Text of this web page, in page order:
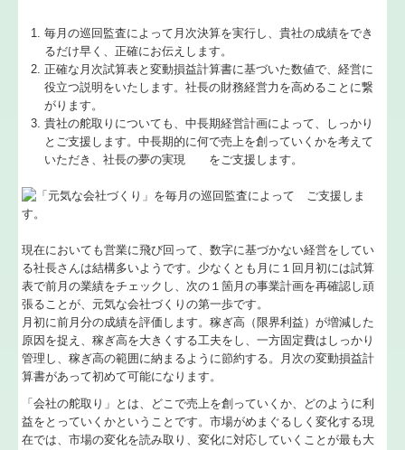
よくある質問
認定支援機関
活動実績
アクセス
関連リンク
リンク集
経営者お役立ち情報
TKCシステムQ&A
毎月の巡回監査によって月次決算を実行し、貴社の成績をでき
るだけ早く、正確にお伝えします。
正確な月次試算表と変動損益計算書に基づいた数値で、経営に
役立つ説明をいたします。社長の財務経営力を高めることに繋
がります。
貴社の舵取りについても、中長期経営計画によって、しっかり
とご支援します。中長期的に何で売上を創っていくかを考えて
いただき、社長の夢の実現 をご支援します。
現在においても営業に飛び回って、数字に基づかない経営をしてい
る社長さんは結構多いようです。少なくとも月に１回月初には試算
表で前月の業績をチェックし、次の１箇月の事業計画を再確認し頑
張ることが、元気な会社づくりの第一歩です。
月初に前月分の成績を評価します。稼ぎ高（限界利益）が増減した
原因を捉え、稼ぎ高を大きくする工夫をし、一方固定費はしっかり
管理し、稼ぎ高の範囲に納まるように節約する。月次の変動損益計
算書があって初めて可能になります。
「会社の舵取り」とは、どこで売上を創っていくか、どのように利
益をとっていくかということです。市場がめまぐるしく変化する現
在では、市場の変化を読み取り、変化に対応していくことが最も大